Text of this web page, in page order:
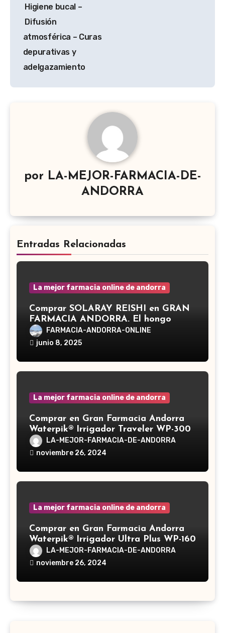
Higiene bucal –
Difusión
atmosférica – Curas
depurativas y
adelgazamiento
por LA-MEJOR-FARMACIA-DE-
ANDORRA
Entradas Relacionadas
La mejor farmacia online de andorra
Comprar SOLARAY REISHI en GRAN
FARMACIA ANDORRA. El hongo
Reishi, cuyo nombre científico es
Ganoderma lucidum, es un hongo
en la medicina tradicional asiática
FARMACIA-ANDORRA-ONLINE
junio 8, 2025
La mejor farmacia online de andorra
Comprar en Gran Farmacia Andorra
Waterpik® Irrigador Traveler WP-300
LA-MEJOR-FARMACIA-DE-ANDORRA
noviembre 26, 2024
La mejor farmacia online de andorra
Comprar en Gran Farmacia Andorra
Waterpik® Irrigador Ultra Plus WP-160
LA-MEJOR-FARMACIA-DE-ANDORRA
noviembre 26, 2024